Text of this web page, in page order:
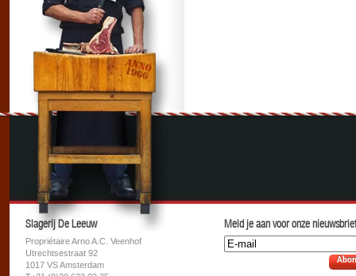
Slagerij De Leeuw
Propriétaire Arno A.C. Veenhof
Utrechtsestraat 92
1017 VS Amsterdam
Meld je aan voor onze